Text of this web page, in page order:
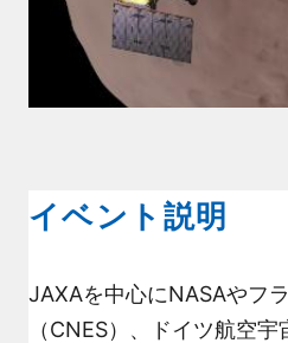
イベント説明
JAXAを中心にNASAやフ
（CNES）、ドイツ航空